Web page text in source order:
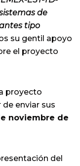
de
tipo
su gentil apoyo
el proyecto
proyecto
enviar sus
noviembre de
del